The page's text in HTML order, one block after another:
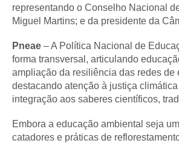
representando o Conselho Nacional
Miguel Martins; e da presidente da
Pneae – A Política Nacional de
forma transversal, articulando
ampliação da resiliência das redes de
destacando atenção à justiça
integração aos saberes científicos,
Embora a educação ambiental seja
catadores e práticas de